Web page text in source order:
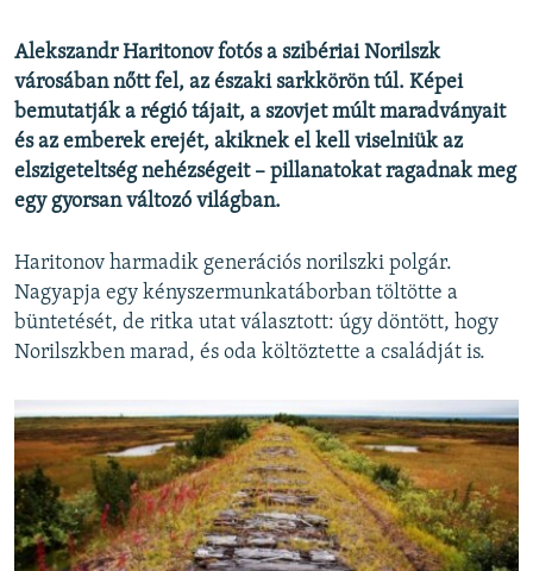
Valamennyi RFE/RL weboldal
Alekszandr Haritonov fotós a szibériai Norilszk
városában nőtt fel, az északi sarkkörön túl. Képei
bemutatják a régió tájait, a szovjet múlt maradványait
és az emberek erejét, akiknek el kell viselniük az
elszigeteltség nehézségeit – pillanatokat ragadnak meg
egy gyorsan változó világban.
Haritonov harmadik generációs norilszki polgár.
Nagyapja egy kényszermunkatáborban töltötte a
büntetését, de ritka utat választott: úgy döntött, hogy
Norilszkben marad, és oda költöztette a családját is.